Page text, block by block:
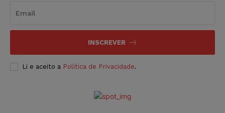
INSCREVER
Li e aceito a Política de Privacidade.